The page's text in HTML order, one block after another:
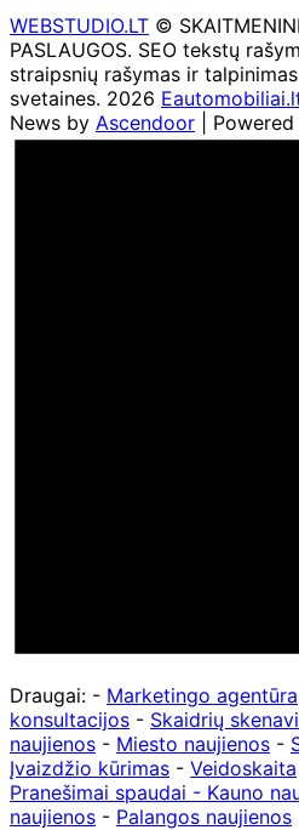
WEBSTUDIO.LT ©
PASLAUGOS. SEO tekstų
straipsnių rašymas ir
svetaines. 2026
News by Ascendoor |
Draugai: - Marketingo agentūra
konsultacijos - Skaidrių
naujienos - Miesto naujienos -
Įvaizdžio kūrimas - Veidoskaita
Pranešimai spaudai - Kauno
naujienos - Palangos naujienos